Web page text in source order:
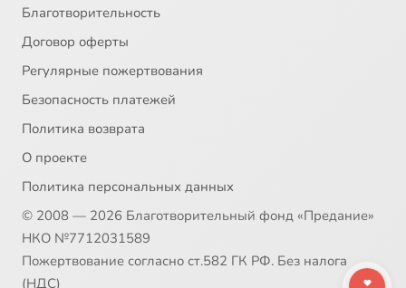
Благотворительность
Договор оферты
Регулярные пожертвования
Безопасность платежей
Политика возврата
О проекте
Политика персональных данных
© 2008 — 2026 Благотворительный фонд «Предание»
НКО №7712031589
Пожертвование согласно ст.582 ГК РФ. Без налога
(НДС)